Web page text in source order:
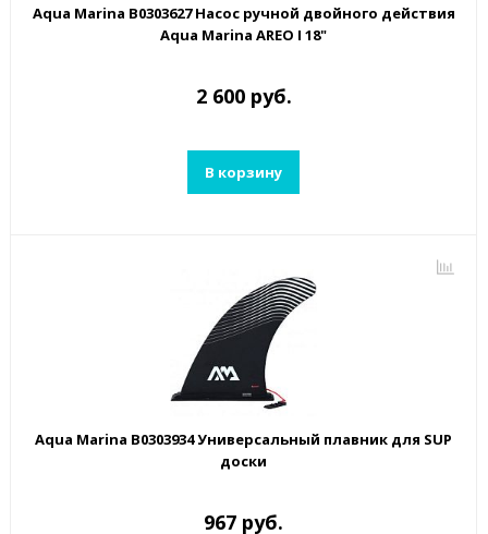
Aqua Marina B0303627 Насос ручной двойного действия
Aqua Marina AREO I 18"
2 600 руб.
В корзину
Aqua Marina B0303934 Универсальный плавник для SUP
доски
967 руб.